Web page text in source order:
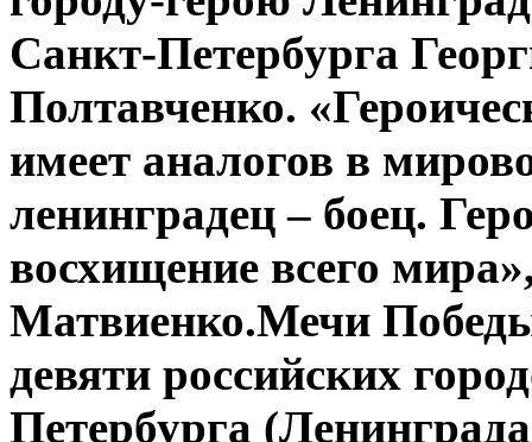
Санкт-Петербурга
Полтавченко.
имеет аналогов в
ленинградец – боец.
восхищение всего
Матвиенко.Мечи
девяти российских
Петербурга